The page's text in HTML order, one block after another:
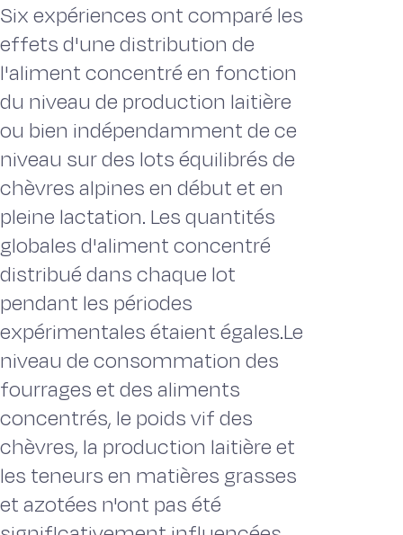
Six expériences ont comparé les
effets d'une distribution de
l'aliment concentré en fonction
du niveau de production laitière
ou bien indépendamment de ce
niveau sur des lots équilibrés de
chèvres alpines en début et en
pleine lactation. Les quantités
globales d'aliment concentré
distribué dans chaque lot
pendant les périodes
expérimentales étaient égales.Le
niveau de consommation des
fourrages et des aliments
concentrés, le poids vif des
chèvres, la production laitière et
les teneurs en matières grasses
et azotées n'ont pas été